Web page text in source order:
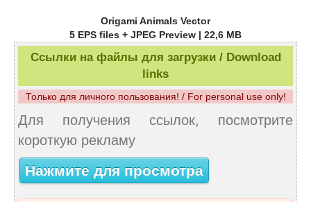
Origami Animals Vector
5 EPS files + JPEG Preview | 22,6 MB
Ссылки на файлы для загрузки / Download
links
Только для личного пользования! / For personal use only!
Для получения ссылок, посмотрите
короткую рекламу
Нажмите для просмотра